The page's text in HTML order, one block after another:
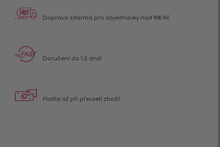
Doprava zdarma pro objednávky nad 900 Kč
Doručení do 1-2 dnů!
Platíte až při převzetí zboží!